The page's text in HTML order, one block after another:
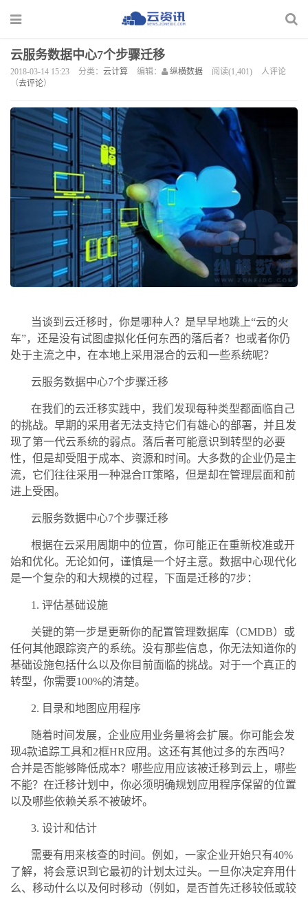
云服务数据中心7个步骤迁移
2018-03-14 15:23 分类： 云计算 编辑： 纵横数据 阅读(1,401)
人评论
（去评论）
当谈到云迁移时，你是哪种人？是早早地跳上“云的火
车”，还是没有试图虚拟化任何东西的落后者？也或者你仍
处于主流之中，在本地上采用混合的云和一些系统呢？
云服务数据中心7个步骤迁移
在我们的云迁移实践中，我们发现每种类型都面临自己
的挑战。早期的采用者无法支持它们有雄心的部署，并且发
现了第一代云系统的弱点。落后者可能意识到转型的必要
性，但是却受阻于成本、资源和时间。大多数的企业仍是主
流，它们往往采用一种混合IT策略，但是却在管理层面和前
进上受困。
云服务数据中心7个步骤迁移
根据在云采用周期中的位置，你可能正在重新校准或开
始和优化。无论如何，谨慎是一个好主意。数据中心现代化
是一个复杂的和大规模的过程，下面是迁移的7步：
1. 评估基础设施
关键的第一步是更新你的配置管理数据库（CMDB）或
任何其他跟踪资产的系统。没有那些信息，你无法知道你的
基础设施包括什么以及你目前面临的挑战。对于一个真正的
转型，你需要100%的清楚。
2. 目录和地图应用程序
随着时间发展，企业应用业务量将会扩展。你可能会发
现4款追踪工具和2框HR应用。这还有其他过多的东西吗？
合并是否能够降低成本？哪些应用应该被迁移到云上，哪些
不能？在迁移计划中，你必须明确规划应用程序保留的位置
以及哪些依赖关系不被破坏。
3. 设计和估计
需要有用来核查的时间。例如，一家企业开始只有40%
了解，将会意识到它最初的计划太过头。一旦你决定弃用什
么、移动什么以及何时移动（例如，是否首先迁移较低或较